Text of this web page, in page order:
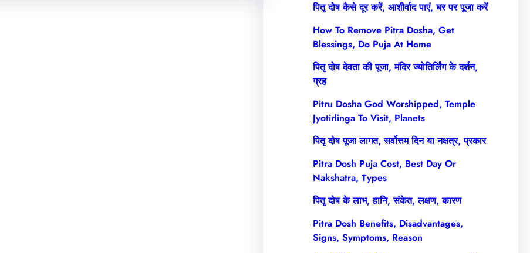
पितृ दोष कैसे दूर करें, आशीर्वाद पाएं, घर पर पूजा करें
How To Remove Pitra Dosha, Get
Blessings, Do Puja At Home
पितृ दोष देवता की पूजा, मंदिर ज्योतिर्लिंग के दर्शन,
ग्रह
Pitru Dosha God Worshipped, Temple
Jyotirlinga To Visit, Planets
पितृ दोष पूजा लागत, सर्वोत्तम दिन या नक्षत्र, प्रकार
Pitra Dosh Puja Cost, Best Day Or
Nakshatra, Types
पितृ दोष के लाभ, हानि, संकेत, लक्षण, कारण
Pitra Dosh Benefits, Disadvantages,
Signs, Symptoms, Reason